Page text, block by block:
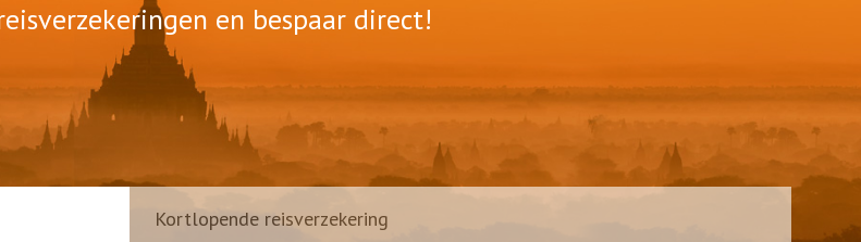
en bespaar direct!
Kortlopende reisverzekering